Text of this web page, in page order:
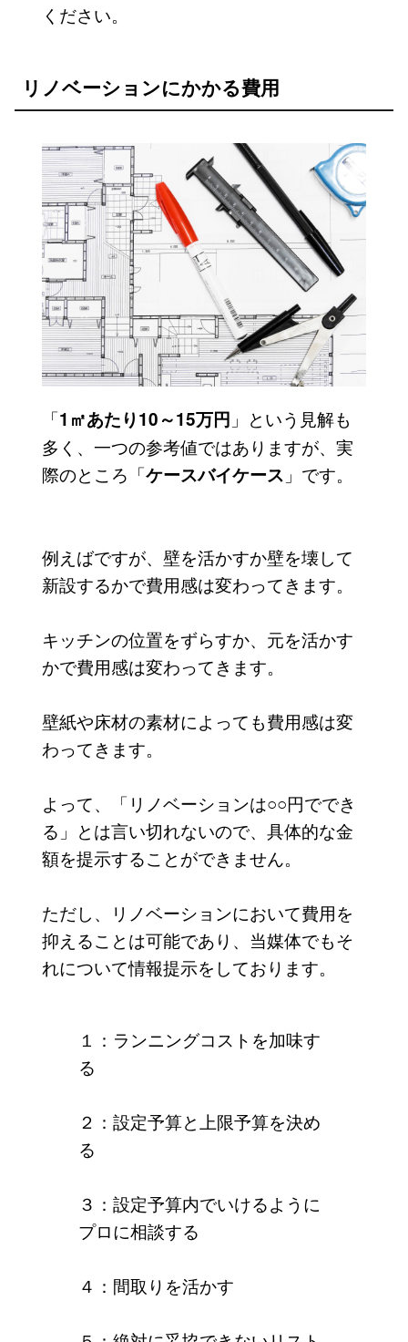
ください。
リノベーションにかかる費用
「1㎡あたり10～15万円 」という見解も
多く、一つの参考値ではありますが、実
際のところ「ケースバイケース 」です。
例えばですが、壁を活かすか壁を壊して
新設するかで費用感は変わってきます。
キッチンの位置をずらすか、元を活かす
かで費用感は変わってきます。
壁紙や床材の素材によっても費用感は変
わってきます。
よって、「リノベーションは○○円ででき
る」とは言い切れないので、具体的な金
額を提示することができません。
ただし、リノベーションにおいて費用を
抑えることは可能であり、当媒体でもそ
れについて情報提示をしております。
１：ランニングコストを加味す
る
２：設定予算と上限予算を決め
る
３：設定予算内でいけるように
プロに相談する
４：間取りを活かす